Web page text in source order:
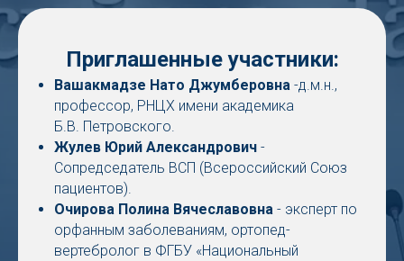
Приглашенные участники:
Вашакмадзе Нато Джумберовна -д.м.н.,
профессор, РНЦХ имени академика
Б.В. Петровского.
Жулев Юрий Александрович -
Сопредседатель ВСП (Всероссийский Союз
пациентов).
Очирова Полина Вячеславовна - эксперт по
орфанным заболеваниям, ортопед-
вертебролог в ФГБУ «Национальный